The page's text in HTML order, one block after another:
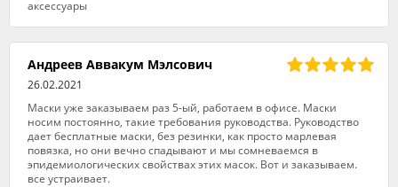
Андреев Аввакум Мэлсович
26.02.2021
Маски уже заказываем раз 5-ый, работаем в офисе. Маски
носим постоянно, такие требования руководства. Руководство
дает бесплатные маски, без резинки, как просто марлевая
повязка, но они вечно спадывают и мы сомневаемся в
эпидемиологических свойствах этих масок. Вот и заказываем.
все устраивает.